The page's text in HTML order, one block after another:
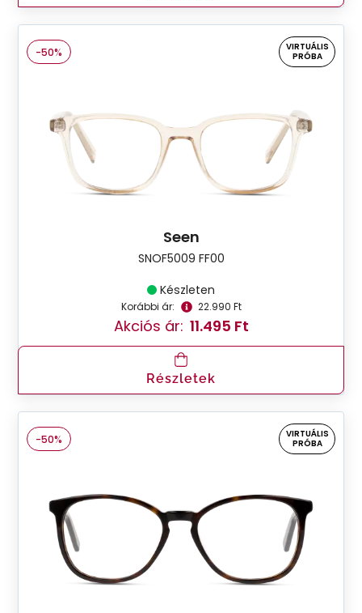
-50%
VIRTUÁLIS
PRÓBA
Seen
SNOF5009 FF00
Készleten
Korábbi ár: 22.990 Ft
Akciós ár: 11.495 Ft
Részletek
-50%
VIRTUÁLIS
PRÓBA